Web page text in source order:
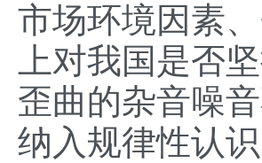
市场环境因素
上对我国是否
歪曲的杂音噪
纳入规律性认